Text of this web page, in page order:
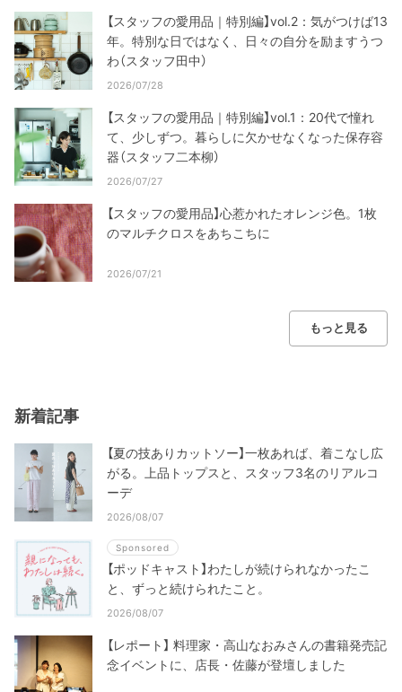
【スタッフの愛用品｜特別編】vol.2：気がつけば13
年。特別な日ではなく、日々の自分を励ますうつ
わ（スタッフ田中）
2026/07/28
【スタッフの愛用品｜特別編】vol.1：20代で憧れ
て、少しずつ。暮らしに欠かせなくなった保存容
器（スタッフ二本柳）
2026/07/27
【スタッフの愛用品】心惹かれたオレンジ色。1枚
のマルチクロスをあちこちに
2026/07/21
もっと見る
新着記事
【夏の技ありカットソー】一枚あれば、着こなし広
がる。上品トップスと、スタッフ3名のリアルコ
ーデ
2026/08/07
Sponsored
【ポッドキャスト】わたしが続けられなかったこ
と、ずっと続けられたこと。
2026/08/07
【レポート】 料理家・高山なおみさんの書籍発売記
念イベントに、店長・佐藤が登壇しました